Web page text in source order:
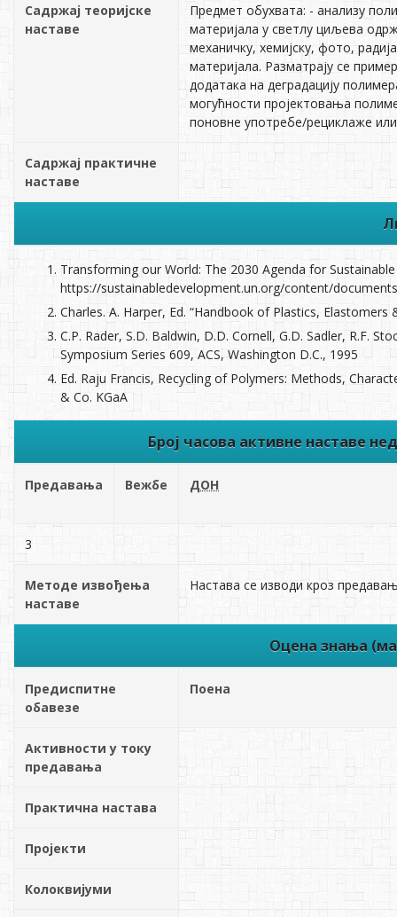
Садржај теоријске
наставе
Предмет обухвата: - анализу
материјала у светлу циљева
механичку, хемијску, фото,
материјала. Разматрају се
додатака на деградацију
могућности пројектовања
поновне употребе/рециклаже
Садржај практичне
наставе
Transforming our World: The 2030 Agenda for
https://sustainabledevelopment.un.org/content/
Charles. A. Harper, Ed. “Handbook of Plastics,
C.P. Rader, S.D. Baldwin, D.D. Cornell, G.D. Sadler, R.F.
Symposium Series 609, ACS, Washington D.C., 1995
Ed. Raju Francis, Recycling of Polymers: Methods,
& Co. KGaA
Број часова активне наставе
Предавања Вежбе ДОН
3
Методе извођења
наставе
Настава се изводи кроз
Оцена знања
Предиспитне
обавезе
Поена
Активности у току
предавања
Практична настава
Пројекти
Колоквијуми